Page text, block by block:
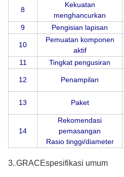
8
Kekuatan
menghancurkan
9 Pengisian lapisan
10
Pemuatan komponen
aktif
11
Tingkat pengusiran
12 Penampilan
13 Paket
14
Rekomendasi
pemasangan
Rasio tinggi/diameter
3..GRACEspesifikasi umum